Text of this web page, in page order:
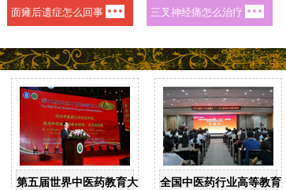
第五届世界中医药教育大会在天津中医药大学召开
全国中医药行业高等教育